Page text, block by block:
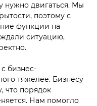
нужно двигаться. Мы
поэтому с
функции на
ситуацию,
бизнес-
тяжелее. Бизнесу
что порядок
Нам помогло